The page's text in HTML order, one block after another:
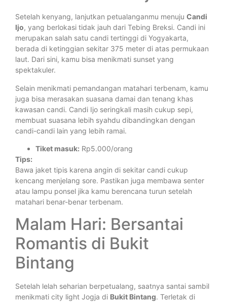
Setelah kenyang, lanjutkan petualanganmu menuju Candi
Ijo, yang berlokasi tidak jauh dari Tebing Breksi. Candi ini
merupakan salah satu candi tertinggi di Yogyakarta,
berada di ketinggian sekitar 375 meter di atas permukaan
laut. Dari sini, kamu bisa menikmati sunset yang
spektakuler.
Selain menikmati pemandangan matahari terbenam, kamu
juga bisa merasakan suasana damai dan tenang khas
kawasan candi. Candi Ijo seringkali masih cukup sepi,
membuat suasana lebih syahdu dibandingkan dengan
candi-candi lain yang lebih ramai.
Tiket masuk: Rp5.000/orang
Tips:
Bawa jaket tipis karena angin di sekitar candi cukup
kencang menjelang sore. Pastikan juga membawa senter
atau lampu ponsel jika kamu berencana turun setelah
matahari benar-benar terbenam.
Malam Hari: Bersantai
Romantis di Bukit
Bintang
Setelah lelah seharian berpetualang, saatnya santai sambil
menikmati city light Jogja di Bukit Bintang. Terletak di